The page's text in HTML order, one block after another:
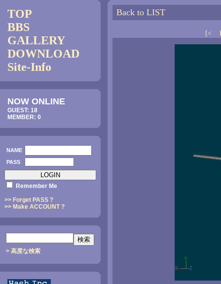
TOP
BBS
GALLERY
DOWNLOAD
Site-Info
NOW ONLINE
GUEST: 18
MEMBER: 0
NAME
PASS
Remember Me
>> Forget PASS ?
>> Make ACCOUNT ?
> 高度な検索
Back to LIST
[<